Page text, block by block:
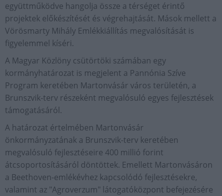
együttműködve hangolja össze a térséget érintő
projektek előkészítését és végrehajtását. Mások mellett a
Vörösmarty Mihály Emlékkiállítás megvalósítását is
figyelemmel kíséri.
A Magyar Közlöny csütörtöki számában egy
kormányhatározat is megjelent a Pannónia Szíve
Program keretében Martonvásár város területén, a
Brunszvik-terv részeként megvalósuló egyes fejlesztések
támogatásáról.
A határozat értelmében Martonvásár
önkormányzatának a Brunszvik-terv keretében
megvalósuló fejlesztéseire 400 millió forint
átcsoportosításáról döntöttek. Emellett Martonvásáron
a Beethoven-emlékévhez kapcsolódó fejlesztésekre,
valamint az "Agroverzum" látogatóközpont befejezésére